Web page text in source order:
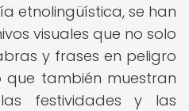
etnolingüística, se han
visuales que no solo
y frases en peligro
que también muestran
festividades y las